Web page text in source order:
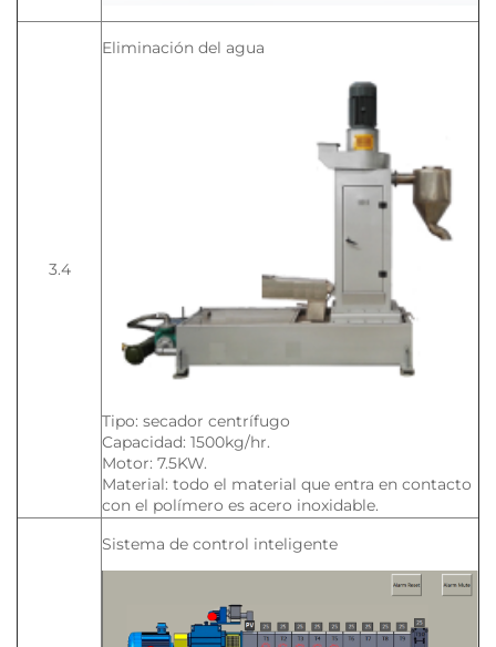
3.4
Eliminación del agua
Tipo: secador centrífugo
Capacidad: 1500kg/hr.
Motor: 7.5KW.
Material: todo el material que entra en contacto
con el polímero es acero inoxidable.
Sistema de control inteligente